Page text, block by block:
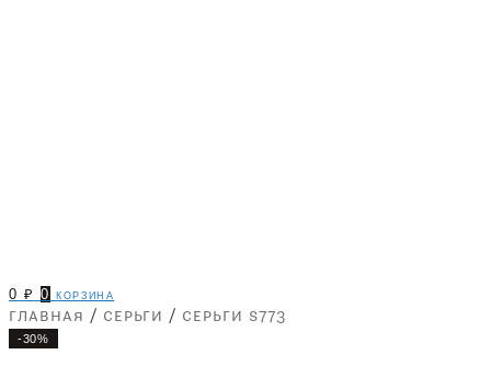
0₽ 0 корзина
главная / серьги / серьги s773
-30%